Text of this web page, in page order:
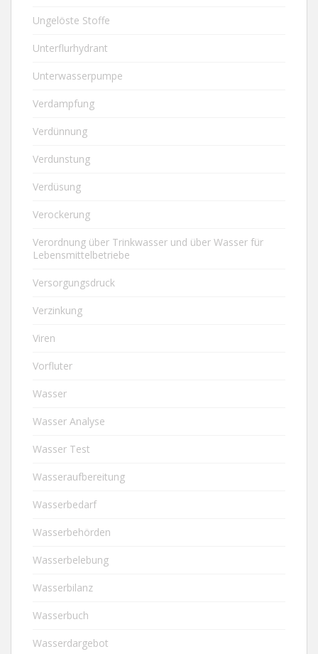
Ungelöste Stoffe
Unterflurhydrant
Unterwasserpumpe
Verdampfung
Verdünnung
Verdunstung
Verdüsung
Verockerung
Verordnung über Trinkwasser und über Wasser für
Lebensmittelbetriebe
Versorgungsdruck
Verzinkung
Viren
Vorfluter
Wasser
Wasser Analyse
Wasser Test
Wasseraufbereitung
Wasserbedarf
Wasserbehörden
Wasserbelebung
Wasserbilanz
Wasserbuch
Wasserdargebot